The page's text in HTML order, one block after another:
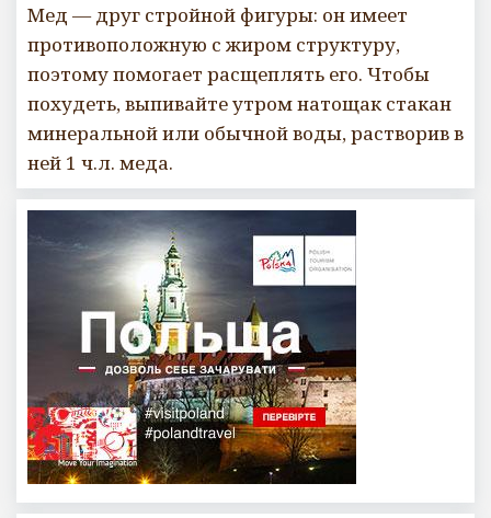
Мед — друг стройной фигуры: он имеет
противоположную с жиром структуру,
поэтому помогает расщеплять его. Чтобы
похудеть, выпивайте утром натощак стакан
минеральной или обычной воды, растворив в
ней 1 ч.л. меда.